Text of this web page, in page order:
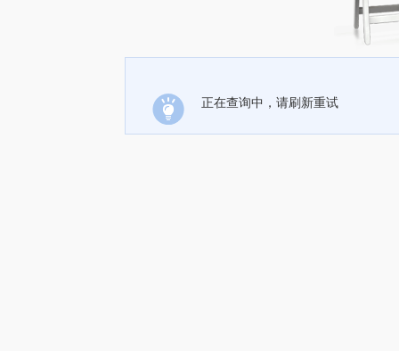
正在查询中，请刷新重试